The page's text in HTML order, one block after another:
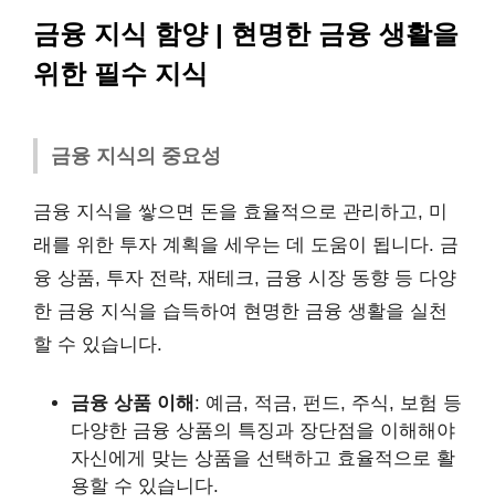
금융 지식 함양 | 현명한 금융 생활을
위한 필수 지식
금융 지식의 중요성
금융 지식을 쌓으면 돈을 효율적으로 관리하고, 미
래를 위한 투자 계획을 세우는 데 도움이 됩니다. 금
융 상품, 투자 전략, 재테크, 금융 시장 동향 등 다양
한 금융 지식을 습득하여 현명한 금융 생활을 실천
할 수 있습니다.
금융 상품 이해 : 예금, 적금, 펀드, 주식, 보험 등
다양한 금융 상품의 특징과 장단점을 이해해야
자신에게 맞는 상품을 선택하고 효율적으로 활
용할 수 있습니다.